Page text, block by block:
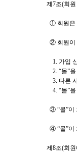
제7조(회
① 회원은
② 회원이
1. 가입
2. “몰”
3. 다른
4. “몰”
③ “몰”이
④ “몰”이
제8조(회